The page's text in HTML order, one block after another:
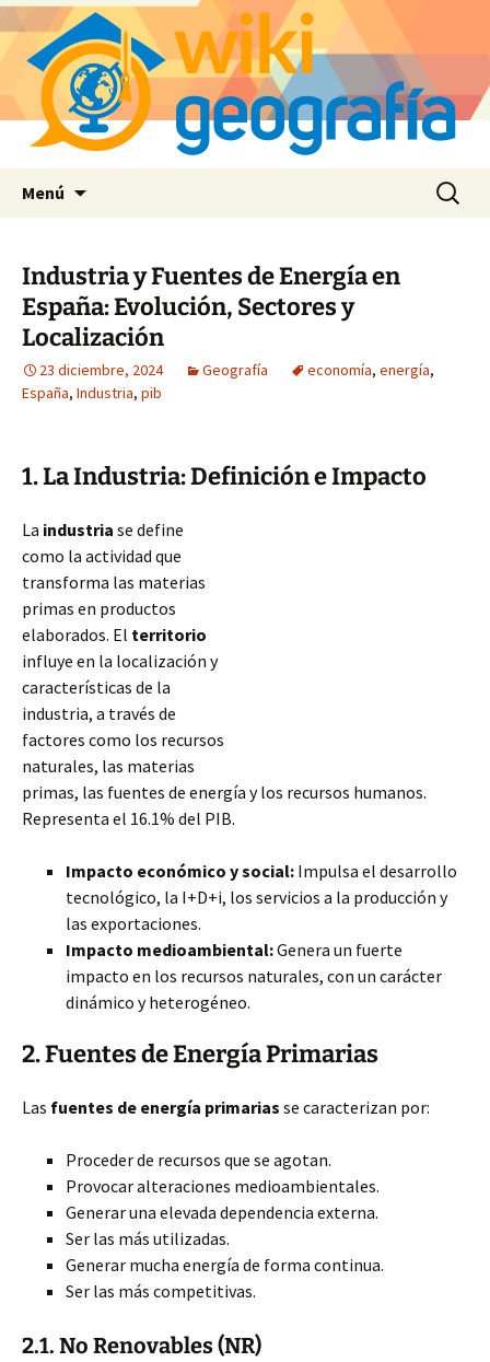
Menú Buscar:
Industria y Fuentes de Energía en
España: Evolución, Sectores y
Localización
23 diciembre, 2024 Geografía economía, energía,
España, Industria, pib
1. La Industria: Definición e Impacto
La industria se define
como la actividad que
transforma las materias
primas en productos
elaborados. El territorio
influye en la localización y
características de la
industria, a través de
factores como los recursos
naturales, las materias
primas, las fuentes de energía y los recursos humanos.
Representa el 16.1% del PIB.
Impacto económico y social: Impulsa el desarrollo
tecnológico, la I+D+i, los servicios a la producción y
las exportaciones.
Impacto medioambiental:Genera un fuerte
impacto en los recursos naturales, con un carácter
dinámico y heterogéneo.
2. Fuentes de Energía Primarias
Las fuentes de energía primarias se caracterizan por:
Proceder de recursos que se agotan.
Provocar alteraciones medioambientales.
Generar una elevada dependencia externa.
Ser las más utilizadas.
Generar mucha energía de forma continua.
Ser las más competitivas.
2.1. No Renovables (NR)